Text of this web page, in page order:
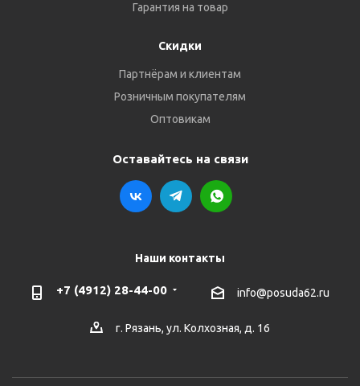
Гарантия на товар
Скидки
Партнёрам и клиентам
Розничным покупателям
Оптовикам
Оставайтесь на связи
Наши контакты
+7 (4912) 28-44-00 info@posuda62.ru
г. Рязань, ул. Колхозная, д. 16